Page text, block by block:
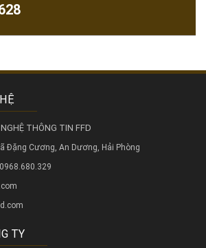
THÔNG TIN FFD
Đặng Cương, An Dương, Hải Phòng
TY